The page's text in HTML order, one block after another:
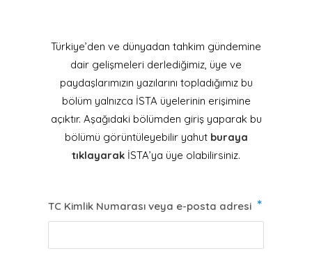
Türkiye’den ve dünyadan tahkim gündemine
dair gelişmeleri derlediğimiz, üye ve
paydaşlarımızın yazılarını topladığımız bu
bölüm yalnızca İSTA üyelerinin erişimine
açıktır. Aşağıdaki bölümden giriş yaparak bu
bölümü görüntüleyebilir yahut buraya
tıklayarak İSTA’ya üye olabilirsiniz.
TC Kimlik Numarası veya e-posta adresi *